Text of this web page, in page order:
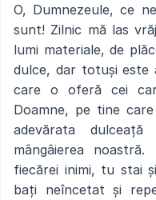
O, Dumnezeule, ce
sunt! Zilnic mă las
lumi materiale, de
dulce, dar totuși este
care o oferă cei
Doamne, pe tine
adevărata
mângâierea
fiecărei inimi, tu stai
bați neîncetat și